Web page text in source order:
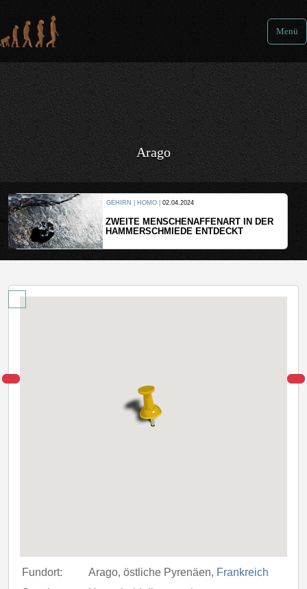
Menü
Arago
KULTUR | 08.06.2024
WER HAT DEN GRÖSSTEN GRABHÜGEL?
DER
Fundort: Arago, östliche Pyrenäen, Frankreich